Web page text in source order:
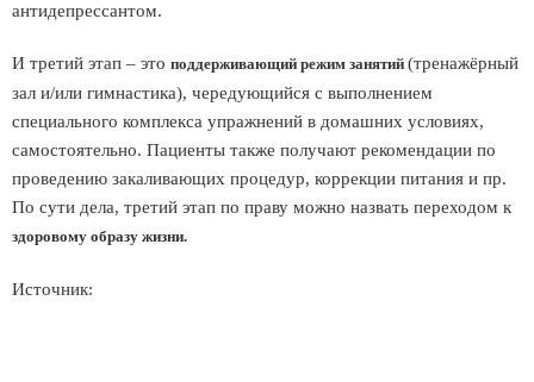
антидепрессантом.
И третий этап – это поддерживающий режим занятий (тренажёрный
зал и/или гимнастика), чередующийся с выполнением
специального комплекса упражнений в домашних условиях,
самостоятельно. Пациенты также получают рекомендации по
проведению закаливающих процедур, коррекции питания и пр.
По сути дела, третий этап по праву можно назвать переходом к
здоровому образу жизни.
Источник: